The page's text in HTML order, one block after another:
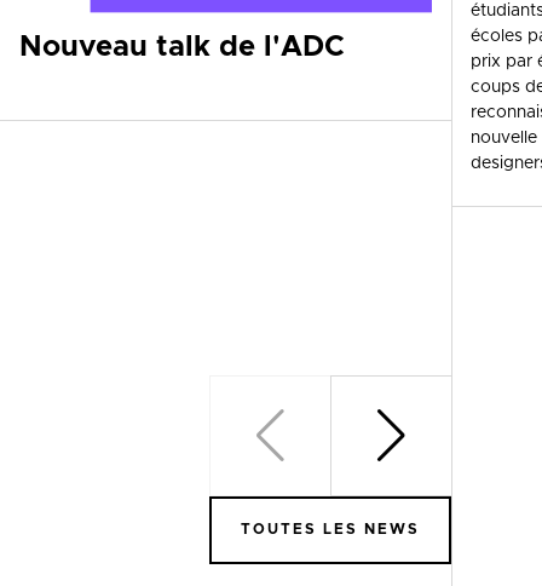
Nouveau talk de l'ADC
écoles
prix par
coups
TOUTES LES NEWS